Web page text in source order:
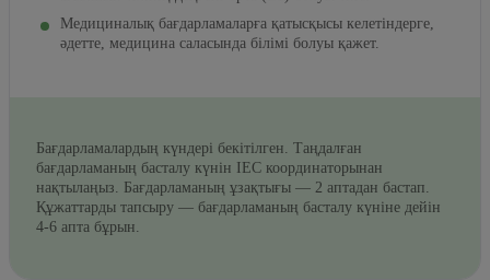
Медициналық бағдарламаларға қатысқысы келетіндерге,
әдетте, медицина саласында білімі болуы қажет.
Бағдарламалардың күндері бекітілген. Таңдалған
бағдарламаның басталу күнін IEC координаторынан
нақтылаңыз. Бағдарламаның ұзақтығы — 2 аптадан бастап.
Құжаттарды тапсыру — бағдарламаның басталу күніне дейін
4-6 апта бұрын.